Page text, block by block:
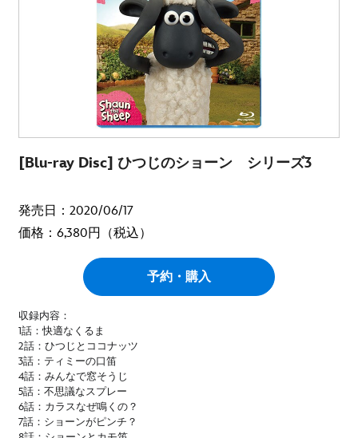
[Blu-ray Disc] ひつじのショーン シリーズ3
発売日：2020/06/17
価格：6,380円（税込）
予約・購入
収録内容：
1話：快適なくるま
2話：ひつじとココナッツ
3話：ティミーの口笛
4話：みんなで窓そうじ
5話：不思議なスプレー
6話：カラスなぜ鳴くの？
7話：ショーンがピンチ？